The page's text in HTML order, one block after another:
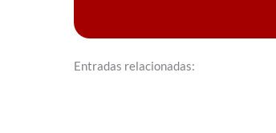
Entradas relacionadas: